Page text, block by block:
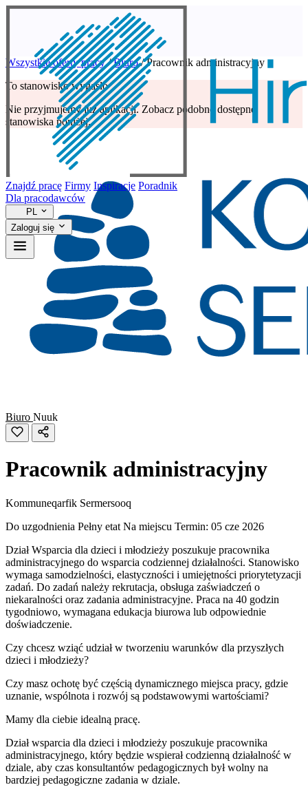
Znajdź pracę Firmy Inspiracje Poradnik
Dla pracodawców
PL
Zaloguj się
Wszystkie oferty pracy / Biuro / Pracownik administracyjny
To stanowisko wygasło
Nie przyjmujemy już aplikacji. Zobacz podobne dostępne
stanowiska poniżej.
Biuro Nuuk
Pracownik administracyjny
Kommuneqarfik Sermersooq
Do uzgodnienia Pełny etat Na miejscu Termin: 05 cze 2026
Dział Wsparcia dla dzieci i młodzieży poszukuje pracownika
administracyjnego do wsparcia codziennej działalności. Stanowisko
wymaga samodzielności, elastyczności i umiejętności priorytetyzacji
zadań. Do zadań należy rekrutacja, obsługa zaświadczeń o
niekaralności oraz zadania administracyjne. Praca na 40 godzin
tygodniowo, wymagana edukacja biurowa lub odpowiednie
doświadczenie.
Czy chcesz wziąć udział w tworzeniu warunków dla przyszłych
dzieci i młodzieży?
Czy masz ochotę być częścią dynamicznego miejsca pracy, gdzie
uznanie, wspólnota i rozwój są podstawowymi wartościami?
Mamy dla ciebie idealną pracę.
Dział wsparcia dla dzieci i młodzieży poszukuje pracownika
administracyjnego, który będzie wspierał codzienną działalność w
dziale, aby czas konsultantów pedagogicznych był wolny na
bardziej pedagogiczne zadania w dziale.